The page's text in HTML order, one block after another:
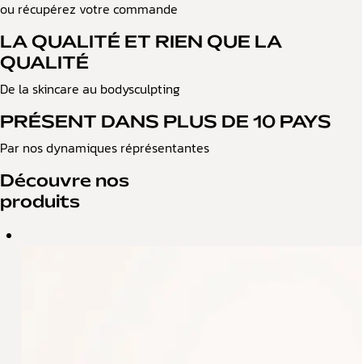
ou récupérez votre commande
LA QUALITÉ ET RIEN QUE LA
QUALITÉ
De la skincare au bodysculpting
PRÉSENT DANS PLUS DE 10 PAYS
Par nos dynamiques réprésentantes
Découvre nos
produits